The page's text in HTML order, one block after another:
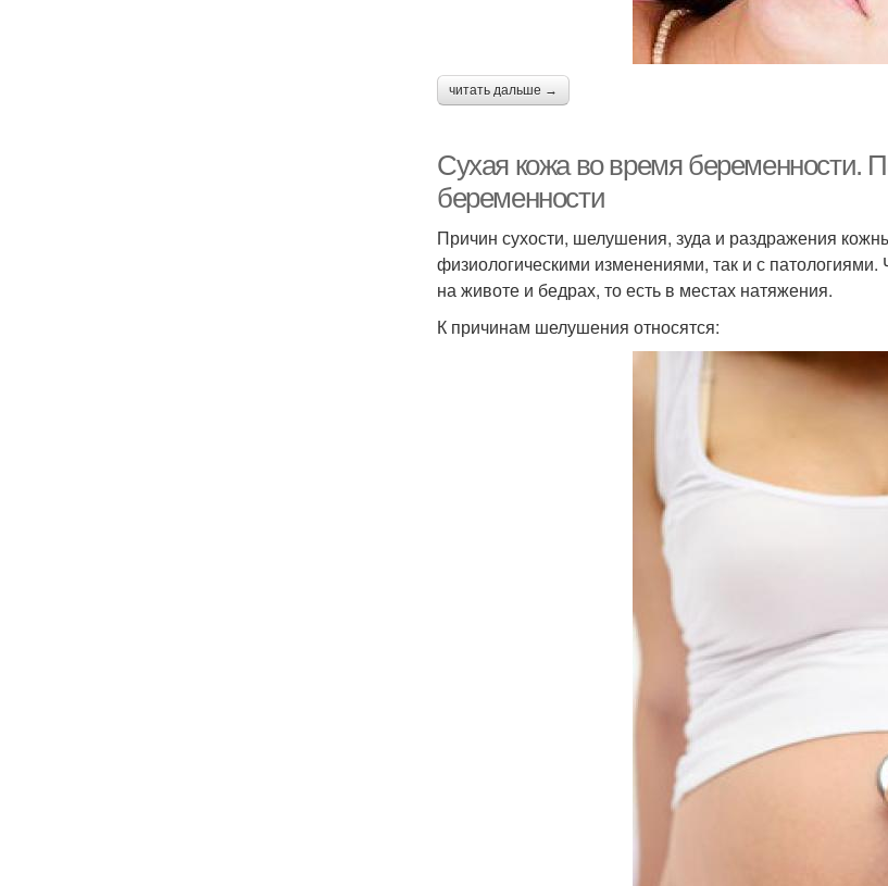
читать дальше →
Сухая кожа во время беременности.
беременности
Причин сухости, шелушения, зуда и раздражения
физиологическими изменениями, так и с
на животе и бедрах, то есть в местах натяжения.
К причинам шелушения относятся: